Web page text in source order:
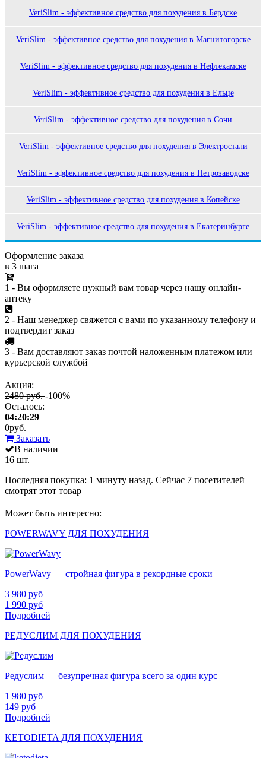
VeriSlim - эффективное средство для похудения в Бердске
VeriSlim - эффективное средство для похудения в Магнитогорске
VeriSlim - эффективное средство для похудения в Нефтекамске
VeriSlim - эффективное средство для похудения в Ельце
VeriSlim - эффективное средство для похудения в Сочи
VeriSlim - эффективное средство для похудения в Электростали
VeriSlim - эффективное средство для похудения в Петрозаводске
VeriSlim - эффективное средство для похудения в Копейске
VeriSlim - эффективное средство для похудения в Екатеринбурге
Оформление заказа
в 3 шага
1 - Вы оформляете нужный вам товар через нашу онлайн-
аптеку
2 - Наш менеджер свяжется с вами по указанному телефону и
подтвердит заказ
3 - Вам доставляют заказ почтой наложенным платежом или
курьерской службой
Акция:
2480 руб.-100%
Осталось:
04:20:29
0руб.
Заказать
В наличии
16 шт.
Последняя покупка: 1 минуту назад. Сейчас 7 посетителей
смотрят этот товар
Может быть интересно:
POWERWAVY ДЛЯ ПОХУДЕНИЯ
PowerWavy — стройная фигура в рекордные сроки
3 980 руб
1 990 руб
Подробней
РЕДУСЛИМ ДЛЯ ПОХУДЕНИЯ
Редуслим — безупречная фигура всего за один курс
1 980 руб
149 руб
Подробней
KETODIETA ДЛЯ ПОХУДЕНИЯ